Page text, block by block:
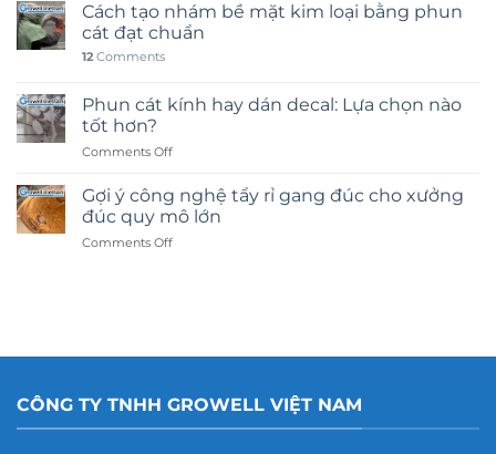
Cách tạo nhám bề mặt kim loại bằng phun
cát đạt chuẩn
12Comments
Phun cát kính hay dán decal: Lựa chọn nào
tốt hơn?
Comments Offon
cát
kính
hay
dán
hơn?
Gợi ý công nghệ tẩy rỉ gang đúc cho xưởng
đúc quy mô lớn
Comments Offon
rỉ
cho
xưởng
CÔNG TY TNHH GROWELL VIỆT NAM